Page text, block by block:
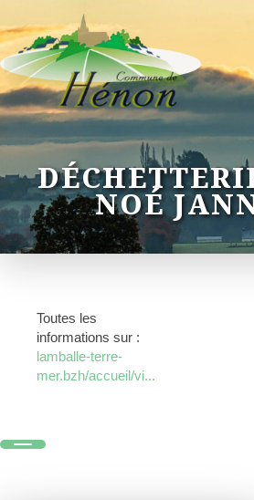
NOÉ
Toutes les
informations sur :
lamballe-terre-
mer.bzh/accueil/vi...